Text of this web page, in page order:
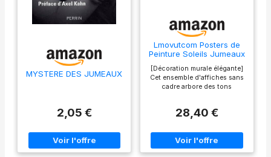
MYSTERE DES JUMEAUX
2,05 €
Lmovutcom Posters de
Peinture Soleils Jumeaux
Kepler, Art Mural Voyage
Spatial Astronaute,
Impressions sur Toile
Planète, Affiche d'Art
pour Intérieur
[Décoration murale élégante]
Cet ensemble d'affiches sans
cadre arbore des tons
votre chambre ou votre salon.
permet de choisir librement
l'encadrement qui
s'harmonisera avec votre
28,40 €